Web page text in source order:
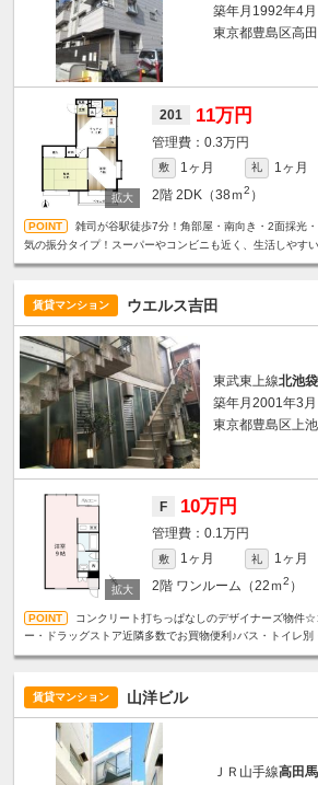
築年月1992年4
東京都豊島区高
201 11万円
0.3万円
敷 1ヶ月 礼
1ヶ月
2階 2DK（38ｍ2 ）
雑司が谷駅徒歩7分！角部屋・南向き・2面採光
気の振分タイプ！スーパーやコンビニも近く、生活しやすい
賃貸マンション ウエルス吉田
東武東上線北池
築年月2001年3
東京都豊島区上
F 10万円
0.1万円
敷 1ヶ月 礼
1ヶ月
2階 ワンルーム（22ｍ2 ）
コンクリート打ちっぱなしのデザイナーズ物件
ー・ドラッグストア近隣多数でお買物便利♪バス・トイレ
賃貸マンション 山洋ビル
ＪＲ山手線高田